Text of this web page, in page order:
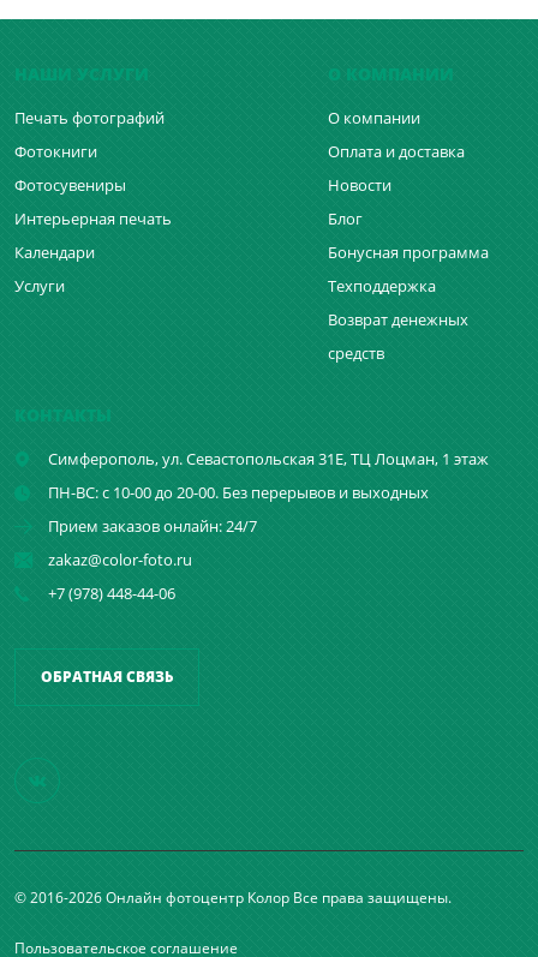
Печать фотографий
Фотокниги
Фотосувениры
Интерьерная печать
Календари
Услуги
О компании
Оплата и доставка
Новости
Блог
Бонусная программа
Техподдержка
Возврат денежных
средств
Симферополь,ул. Севастопольская 31Е, ТЦ Лоцман, 1 этаж
ПН-ВС: с 10-00 до 20-00. Без перерывов и выходных
Прием заказов онлайн: 24/7
zakaz@color-foto.ru
+7 (978) 448-44-06
ОБРАТНАЯ СВЯЗЬ
© 2016-2026 Онлайн фотоцентр Колор Все права защищены.
Пользовательское соглашение